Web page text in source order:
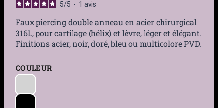
5/5 - 1 avis
Faux piercing double anneau en acier chirurgical
316L, pour cartilage (hélix) et lèvre, léger et élégant.
Finitions acier, noir, doré, bleu ou multicolore PVD.
COULEUR